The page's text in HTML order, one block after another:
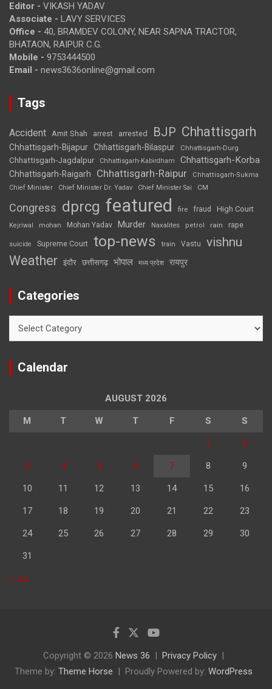
Editor - VIKASH YADAV
Associate - LAVY SERVICES
Office - 40, BRAMDEV COLONY, NEAR SAPNA TRACTOR,
BHATAON, RAIPUR C.G.
Mobile - 9753444500
Email - news3636online@gmail.com
Tags
Accident Amit Shah arrest arrested BJP Chhattisgarh
Chhattisgarh-Bijapur Chhattisgarh-Bilaspur Chhattisgarh-Durg
Chhattisgarh-Jagdalpur Chhattisgarh-Kabirdham Chhattisgarh-Korba
Chhattisgarh-Raigarh Chhattisgarh-Raipur
Chhattisgarh-Sukma
Chief Minister
Chief Minister Dr. Yadav Chief Minister Sai CM
Congress dprcg featured fire fraud High Court
Kejriwal mohan Mohan Yadav Murder Naxalites petrol rain rape
suicide Supreme Court top-news train Vastu vishnu
Weather इंदौर छत्तीसगढ़ भोपाल मध्य प्रदेश रायपुर
Categories
Calendar
AUGUST 2026
M T W T F S S
1 2
3 4 5 6 7 8 9
10 11 12 13 14 15 16
17 18 19 20 21 22 23
24 25 26 27 28 29 30
31
« Jul
Copyright © 2026 News 36
Privacy Policy
Theme by: Theme Horse Proudly Powered by: WordPress